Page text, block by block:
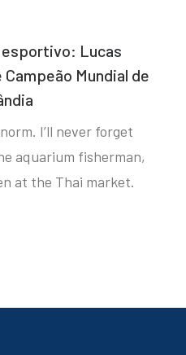
Lucas
Campeão Mundial de
I’ll never forget
aquarium fisherman,
at the Thai market.